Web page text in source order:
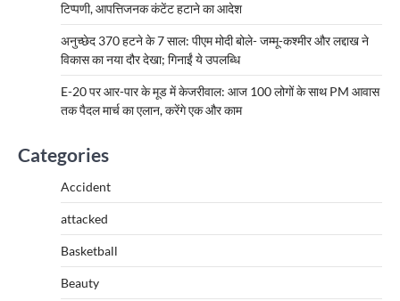
टिप्पणी, आपत्तिजनक कंटेंट हटाने का आदेश
अनुच्छेद 370 हटने के 7 साल: पीएम मोदी बोले- जम्मू-कश्मीर और लद्दाख ने
विकास का नया दौर देखा; गिनाईं ये उपलब्धि
E-20 पर आर-पार के मूड में केजरीवाल: आज 100 लोगों के साथ PM आवास
तक पैदल मार्च का एलान, करेंगे एक और काम
Categories
Accident
attacked
Basketball
Beauty